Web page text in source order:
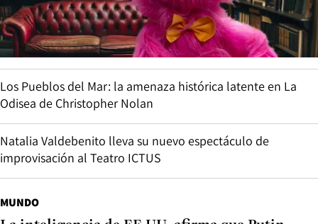
Los Pueblos del Mar: la amenaza histórica latente en La
Odisea de Christopher Nolan
Natalia Valdebenito lleva su nuevo espectáculo de
improvisación al Teatro ICTUS
MUNDO